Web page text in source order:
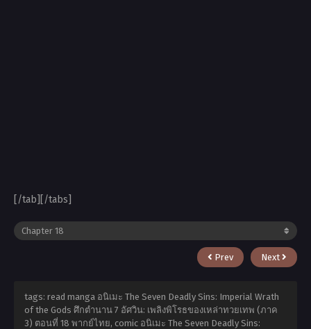
[/tab][/tabs]
Prev Next
tags: read manga อนิเมะ The Seven Deadly Sins: Imperial Wrath
of the Gods ศึกตำนาน 7 อัศวิน: เพลิงพิโรธของเหล่าทวยเทพ (ภาค
3) ตอนที่ 18 พากย์ไทย, comic อนิเมะ The Seven Deadly Sins: